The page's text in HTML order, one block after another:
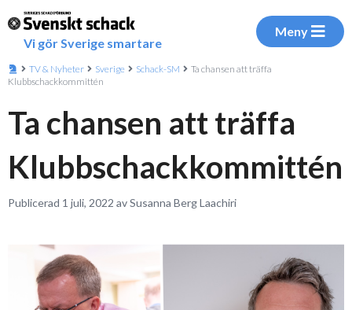
Vi gör Sverige smartare
Meny
TV & Nyheter Sverige Schack-SM
Ta chansen att träffa
Klubbschackkommittén
Ta chansen att träffa
Klubbschackkommittén
Publicerad 1 juli, 2022 av Susanna Berg Laachiri